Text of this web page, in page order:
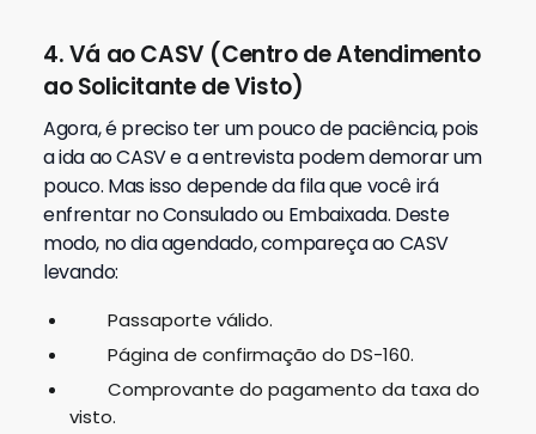
4. Vá ao CASV (Centro de Atendimento
ao Solicitante de Visto)
Agora, é preciso ter um pouco de paciência, pois
a ida ao CASV e a entrevista podem demorar um
pouco. Mas isso depende da fila que você irá
enfrentar no Consulado ou Embaixada. Deste
modo, no dia agendado, compareça ao CASV
levando:
Passaporte válido.
Página de confirmação do DS-160.
Comprovante do pagamento da taxa do
visto.